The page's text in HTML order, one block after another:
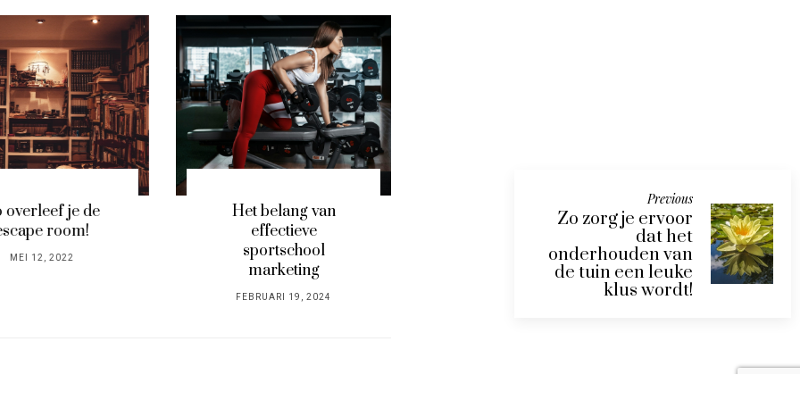
belang van
effectieve
sportschool
Tips om verspilling
in jouw horecazaak
te verminderen
POSTED
ON
MEI 27, 2022
Previous
Zo zorg je ervoor
dat het
onderhouden van
de tuin een leuke
klus wordt!